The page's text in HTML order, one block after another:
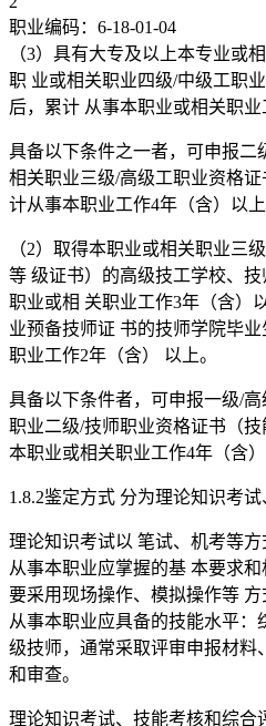
职业编码：6-18-01-04
（3）具有大专及以上本专业或
职 业或相关职业四级/中级工职
后，累计 从事本职业或相关职业
具备以下条件之一者，可申报二
相关职业三级/高级工职业资格
计从事本职业工作4年（含）以上
（2）取得本职业或相关职业三
等 级证书）的高级技工学校、
职业或相 关职业工作3年（含）
业预备技师证 书的技师学院毕
职业工作2年（含） 以上。
具备以下条件者，可申报一级/
职业二级/技师职业资格证书（
本职业或相关职业工作4年（含）
1.8.2鉴定方式 分为理论知识考
理论知识考试以 笔试、机考等
从事本职业应掌握的基 本要求
要采用现场操作、模拟操作等
从事本职业应具备的技能水平：
级技师，通常采取评审申报材料
和审查。
理论知识考试、技能考核和综合